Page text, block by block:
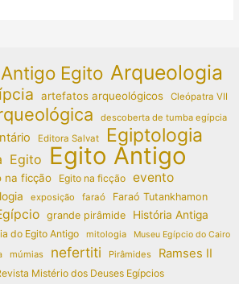
Antigo Egito Arqueologia
artefatos arqueológicos Cleópatra VII
descoberta de tumba egípcia
Editora Salvat Egiptologia
Egito Egito Antigo
na ficção Egito na ficção evento
exposição faraó Faraó Tutankhamon
grande pirâmide
História Antiga
do Egito Antigo mitologia Museu Egípcio do Cairo
múmias nefertiti Pirâmides Ramses II
Mistério dos Deuses Egípcios